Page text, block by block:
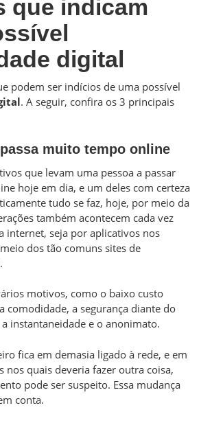
que indicam
digital
podem ser indícios de uma possível
. A seguir, confira os 3 principais
muito tempo online
que levam uma pessoa a passar
hoje em dia, e um deles com certeza
tudo se faz, hoje, por meio da
também acontecem cada vez
internet, seja por aplicativos nos
dos tão comuns sites de
motivos, como o baixo custo
comodidade, a segurança diante do
instantaneidade e o anonimato.
fica em demasia ligado à rede, e em
nos quais deveria fazer outra coisa,
pode ser suspeito. Essa mudança
conta.